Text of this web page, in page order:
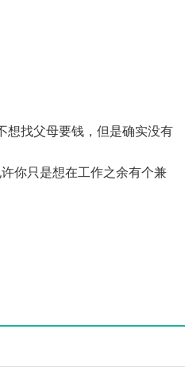
想找父母要钱，但是确实没有
你只是想在工作之余有个兼